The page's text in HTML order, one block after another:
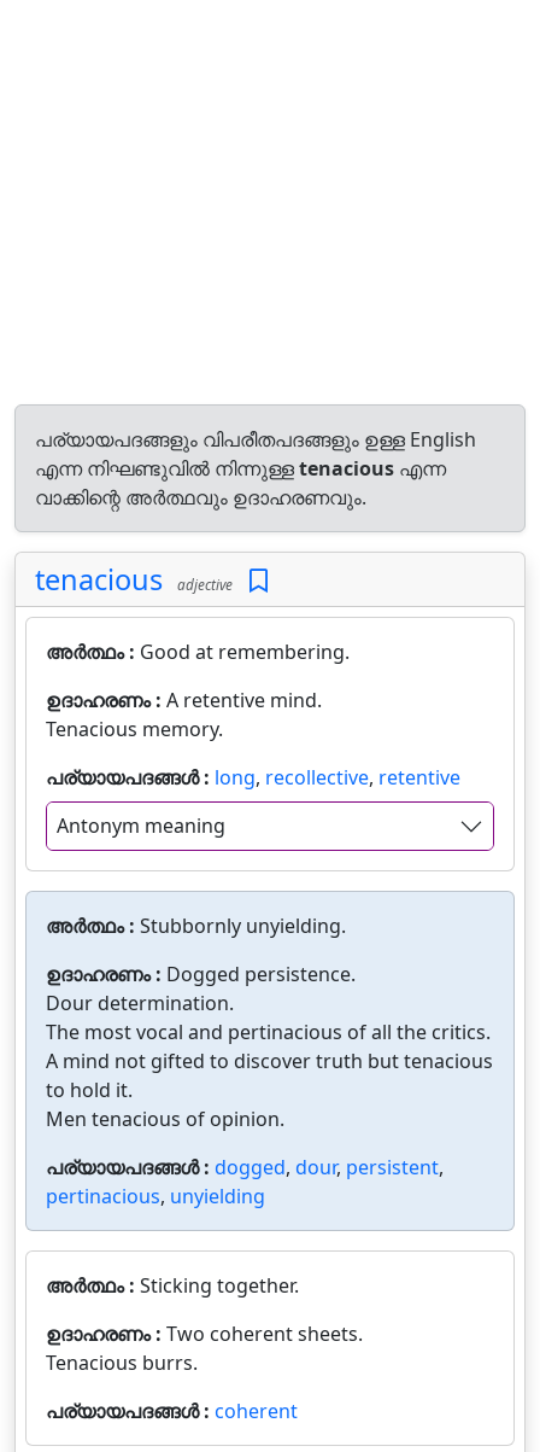
പര്യായപദങ്ങളും വിപരീതപദങ്ങളും ഉള്ള English
എന്ന നിഘണ്ടുവിൽ നിന്നുള്ളtenacious എന്ന
വാക്കിന്റെ അർത്ഥവും ഉദാഹരണവും.
tenacious adjective
അർത്ഥം : Good at remembering.
ഉദാഹരണം : A retentive mind.
Tenacious memory.
പര്യായപദങ്ങൾ : long, recollective, retentive
Antonym meaning
അർത്ഥം : Stubbornly unyielding.
ഉദാഹരണം : Dogged persistence.
Dour determination.
The most vocal and pertinacious of all the critics.
A mind not gifted to discover truth but tenacious
to hold it.
Men tenacious of opinion.
പര്യായപദങ്ങൾ : dogged, dour, persistent,
pertinacious, unyielding
അർത്ഥം : Sticking together.
ഉദാഹരണം : Two coherent sheets.
Tenacious burrs.
പര്യായപദങ്ങൾ : coherent